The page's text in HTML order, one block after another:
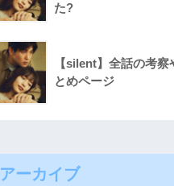
た?
【silent】全話の考察
とめページ
アーカイブ